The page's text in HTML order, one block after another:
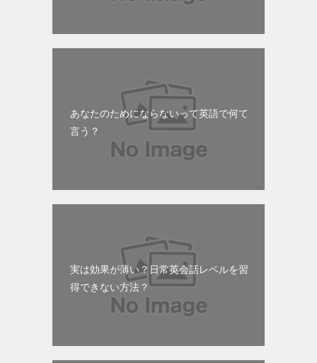
あなたのためにならないって英語で何て
言う？
実は効果が薄い？日常英会話レベルを習
得できない方法？